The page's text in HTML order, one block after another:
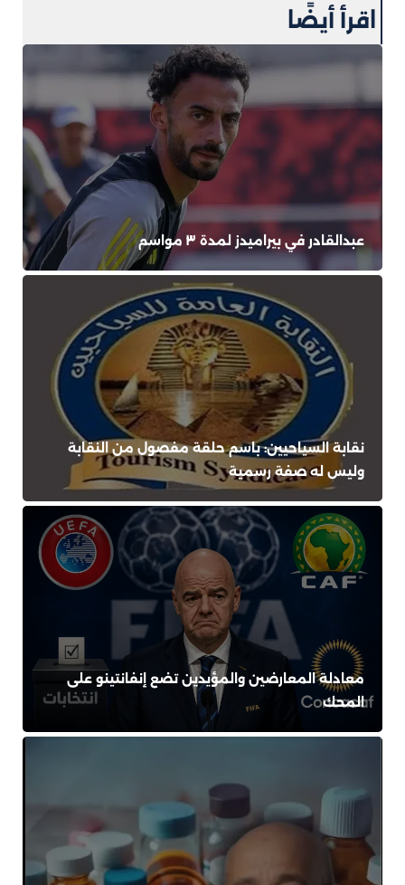
اقرأ أيضًا
عبدالقادر في بيراميدز لمدة ٣ مواسم
نقابة السياحيين: باسم حلقة مفصول من النقابة
وليس له صفة رسمية
معادلة المعارضين والمؤيدين تضع إنفانتينو على
المحك